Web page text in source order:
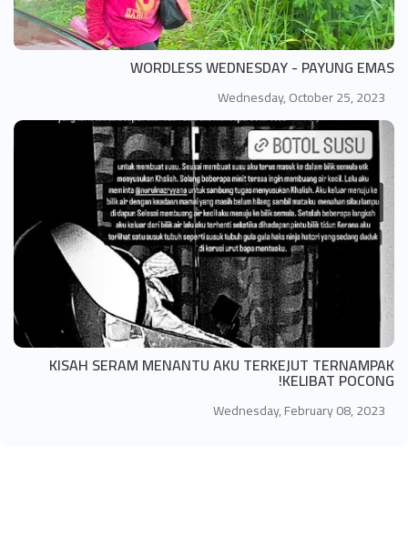
WORDLESS WEDNESDAY - PAYUNG EMAS
Wednesday, October 25, 2023
KISAH SERAM MENANTU AKU TERKEJUT TERNAMPAK
KELIBAT POCONG!
Wednesday, February 08, 2023